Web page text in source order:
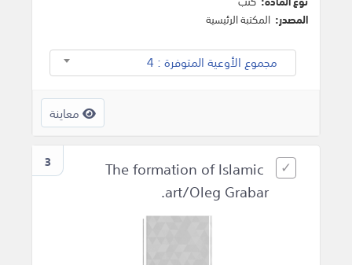
المصدر: المكتبة الرئيسية
مجموع الأوعية المتوفرة : 4
معاينة
3
The formation of Islamic
art/Oleg Grabar.